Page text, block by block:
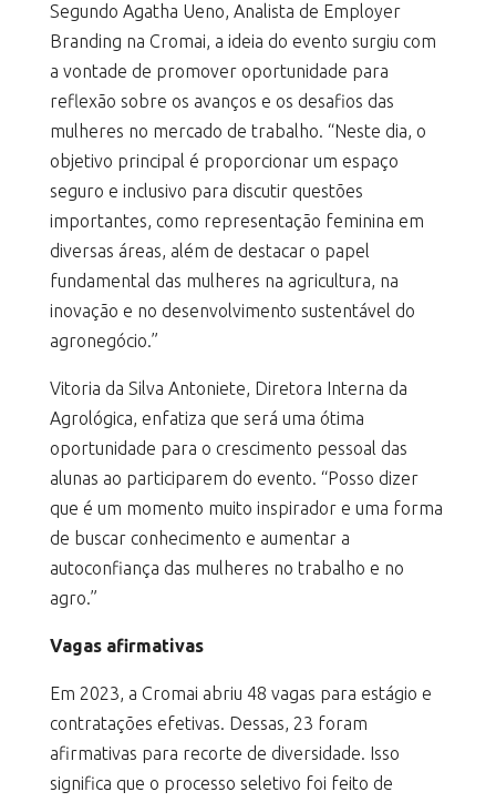
Segundo Agatha Ueno, Analista de Employer
Branding na Cromai, a ideia do evento surgiu com
a vontade de promover oportunidade para
reflexão sobre os avanços e os desafios das
mulheres no mercado de trabalho. “Neste dia, o
objetivo principal é proporcionar um espaço
seguro e inclusivo para discutir questões
importantes, como representação feminina em
diversas áreas, além de destacar o papel
fundamental das mulheres na agricultura, na
inovação e no desenvolvimento sustentável do
agronegócio.”
Vitoria da Silva Antoniete, Diretora Interna da
Agrológica, enfatiza que será uma ótima
oportunidade para o crescimento pessoal das
alunas ao participarem do evento. “Posso dizer
que é um momento muito inspirador e uma forma
de buscar conhecimento e aumentar a
autoconfiança das mulheres no trabalho e no
agro.”
Vagas afirmativas
Em 2023, a Cromai abriu 48 vagas para estágio e
contratações efetivas. Dessas, 23 foram
afirmativas para recorte de diversidade. Isso
significa que o processo seletivo foi feito de